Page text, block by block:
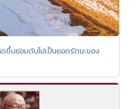
ดขึ้นย่อมดับไปเป็นยอดรัตนะของ